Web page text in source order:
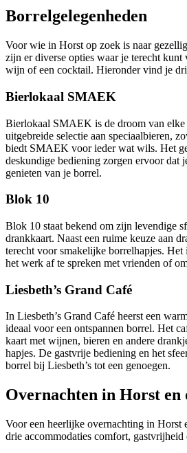
Borrelgelegenheden
Voor wie in Horst op zoek is naar
zijn er diverse opties waar je terecht kunt
wijn of een cocktail. Hieronder vind je
Bierlokaal SMAEK
Bierlokaal SMAEK is de droom van elke
uitgebreide selectie aan speciaalbieren,
biedt SMAEK voor ieder wat wils. Het
deskundige bediening zorgen ervoor dat
genieten van je borrel.
Blok 10
Blok 10 staat bekend om zijn levendige
drankkaart. Naast een ruime keuze aan
terecht voor smakelijke borrelhapjes. Het
het werk af te spreken met vrienden of
Liesbeth’s Grand Café
In Liesbeth’s Grand Café heerst een
ideaal voor een ontspannen borrel. Het
kaart met wijnen, bieren en andere
hapjes. De gastvrije bediening en het
borrel bij Liesbeth’s tot een genoegen.
Overnachten in Horst en
Voor een heerlijke overnachting in Horst
drie accommodaties comfort, gastvrijheid